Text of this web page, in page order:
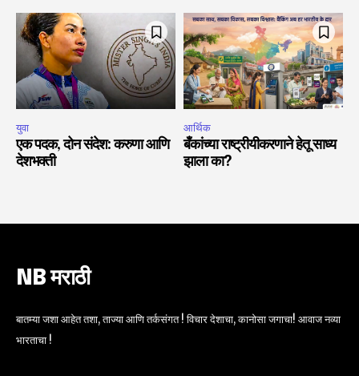
युवा
एक पदक, दोन संदेश: करुणा आणि
देशभक्ती
आर्थिक
बँकांच्या राष्ट्रीयीकरणाने हेतू साध्य
झाला का?
NB मराठी
बातम्या जशा आहेत तशा, ताज्या आणि तर्कसंगत ! विचार देशाचा, कानोसा जगाचा! आवाज नव्या
भारताचा !